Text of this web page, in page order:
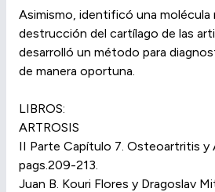
Asimismo, identificó una molécula
destrucción del cartílago de las
desarrolló un método para
de manera oportuna.
LIBROS:
ARTROSIS
II Parte Capítulo 7. Osteoartritis y
pags.209-213.
Juan B. Kouri Flores y Dragoslav